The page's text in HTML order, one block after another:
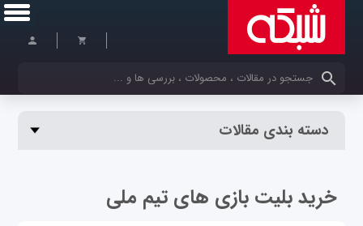
کلمات کلیدی خود را وارد کنید
دسته بندی مقالات
خرید بلیت بازی‌ های تیم ملی